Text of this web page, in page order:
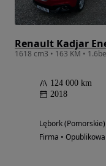
Renault Kadjar
124 000 km
2018
Lębork (Pomorskie)
Firma •